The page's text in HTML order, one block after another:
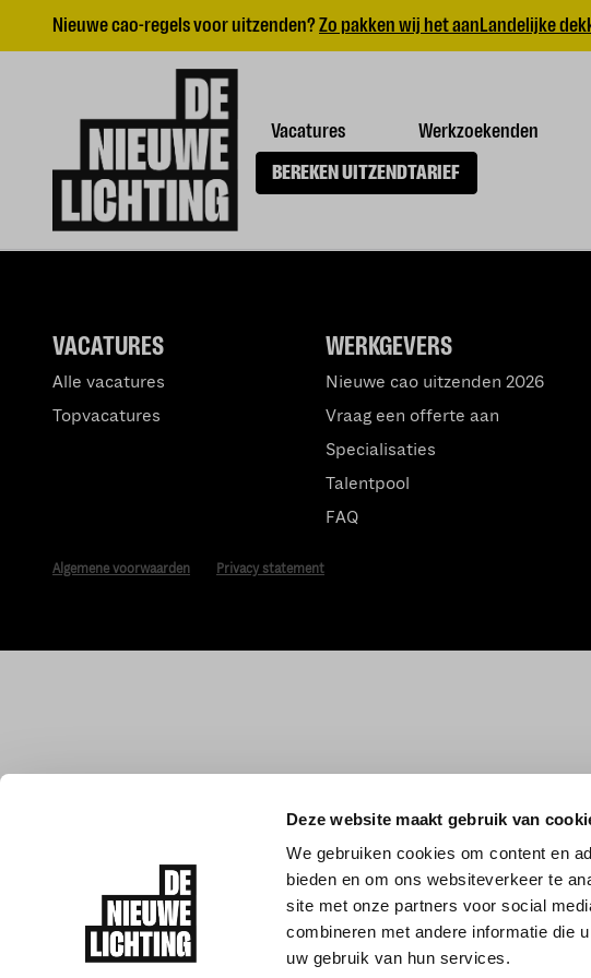
Deze website maakt gebruik van
We gebruiken cookies om content en
bieden en om ons websiteverkeer te
site met onze partners voor social
combineren met andere informatie die
uw gebruik van hun services.
Nieuwe cao-regels voor uitzenden?Zo pakken wij het aanLandelijke
Vacatures Werkzoekenden
BEREKEN UITZENDTARIEF
WERKGEVERS
Nieuwe cao uitzenden 2026
Vraag een offerte aan
Specialisaties
Talentpool
FAQ
VACATURES
Alle vacatures
Topvacatures
Algemene voorwaarden Privacy statement